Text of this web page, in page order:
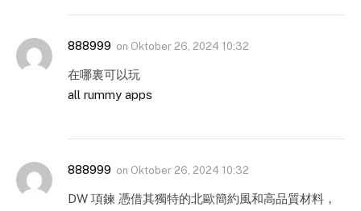
888999 on Oktober 26, 2024 10:32
在哪裏可以玩
all rummy apps
888999 on Oktober 26, 2024 10:32
DW 項鍊 憑借其獨特的北歐簡約風和高品質材料，